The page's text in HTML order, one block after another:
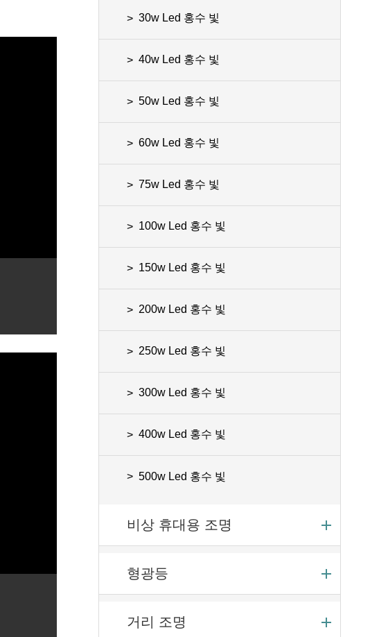
30w Led 홍수 빛
40w Led 홍수 빛
50w Led 홍수 빛
60w Led 홍수 빛
75w Led 홍수 빛
100w Led 홍수 빛
150w Led 홍수 빛
200w Led 홍수 빛
250w Led 홍수 빛
300w Led 홍수 빛
400w Led 홍수 빛
500w Led 홍수 빛
비상 휴대용 조명
형광등
거리 조명